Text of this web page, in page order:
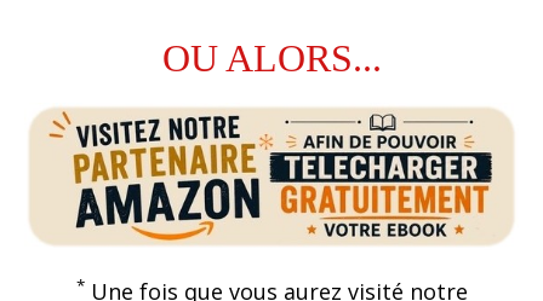
OU ALORS...
*Une fois que vous aurez visité notre